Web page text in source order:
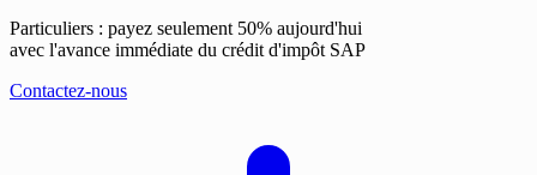
Particuliers : payez seulement 50% aujourd'hui
avec l'avance immédiate du crédit d'impôt SAP
Contactez-nous